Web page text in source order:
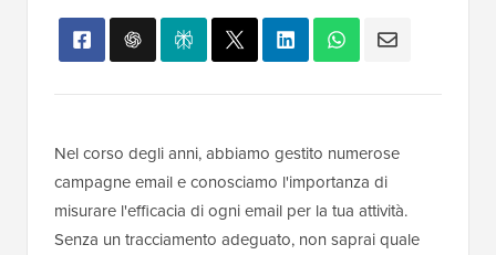
Nel corso degli anni, abbiamo gestito numerose
campagne email e conosciamo l'importanza di
misurare l'efficacia di ogni email per la tua attività.
Senza un tracciamento adeguato, non saprai quale